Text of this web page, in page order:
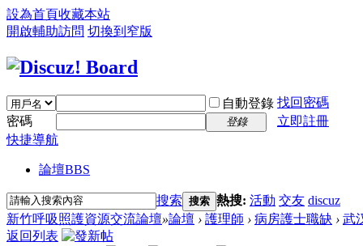
設為首頁收藏本站
開啟輔助訪問 切換到窄版
自動登錄 找回密碼
密碼
登錄
立即註冊
快捷導航
論壇BBS
搜索 搜索 熱搜: 活動 交友 discuz
新竹呼吸照護資源交流論壇»論壇 › 護理師 › 病房護士職缺 › 武
返回列表